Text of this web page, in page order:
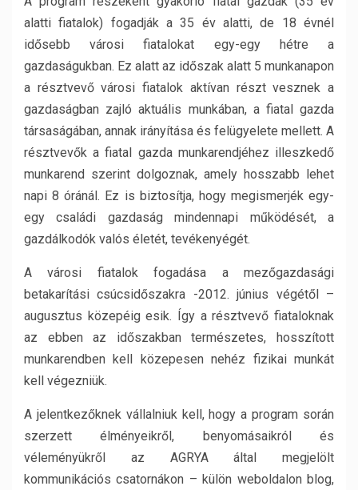
alatti fiatalok) fogadják a 35 év alatti, de 18 évnél
idősebb városi fiatalokat egy-egy hétre a
gazdaságukban. Ez alatt az időszak alatt 5 munkanapon
a résztvevő városi fiatalok aktívan részt vesznek a
gazdaságban zajló aktuális munkában, a fiatal gazda
társaságában, annak irányítása és felügyelete mellett. A
résztvevők a fiatal gazda munkarendjéhez illeszkedő
munkarend szerint dolgoznak, amely hosszabb lehet
napi 8 óránál. Ez is biztosítja, hogy megismerjék egy-
egy családi gazdaság mindennapi működését, a
gazdálkodók valós életét, tevékenyégét.
A városi fiatalok fogadása a mezőgazdasági
betakarítási csúcsidőszakra -2012. június végétől –
augusztus közepéig esik. Így a résztvevő fiataloknak
az ebben az időszakban természetes, hosszított
munkarendben kell közepesen nehéz fizikai munkát
kell végezniük.
A jelentkezőknek vállalniuk kell, hogy a program során
szerzett élményeikről, benyomásaikról és
véleményükről az AGRYA által megjelölt
kommunikációs csatornákon – külön weboldalon blog,